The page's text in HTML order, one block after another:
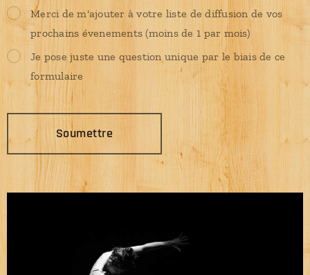
Merci de m'ajouter à votre liste de diffusion de vos
prochains évenements (moins de 1 par mois)
Je pose juste une question unique par le biais de ce
formulaire
Soumettre